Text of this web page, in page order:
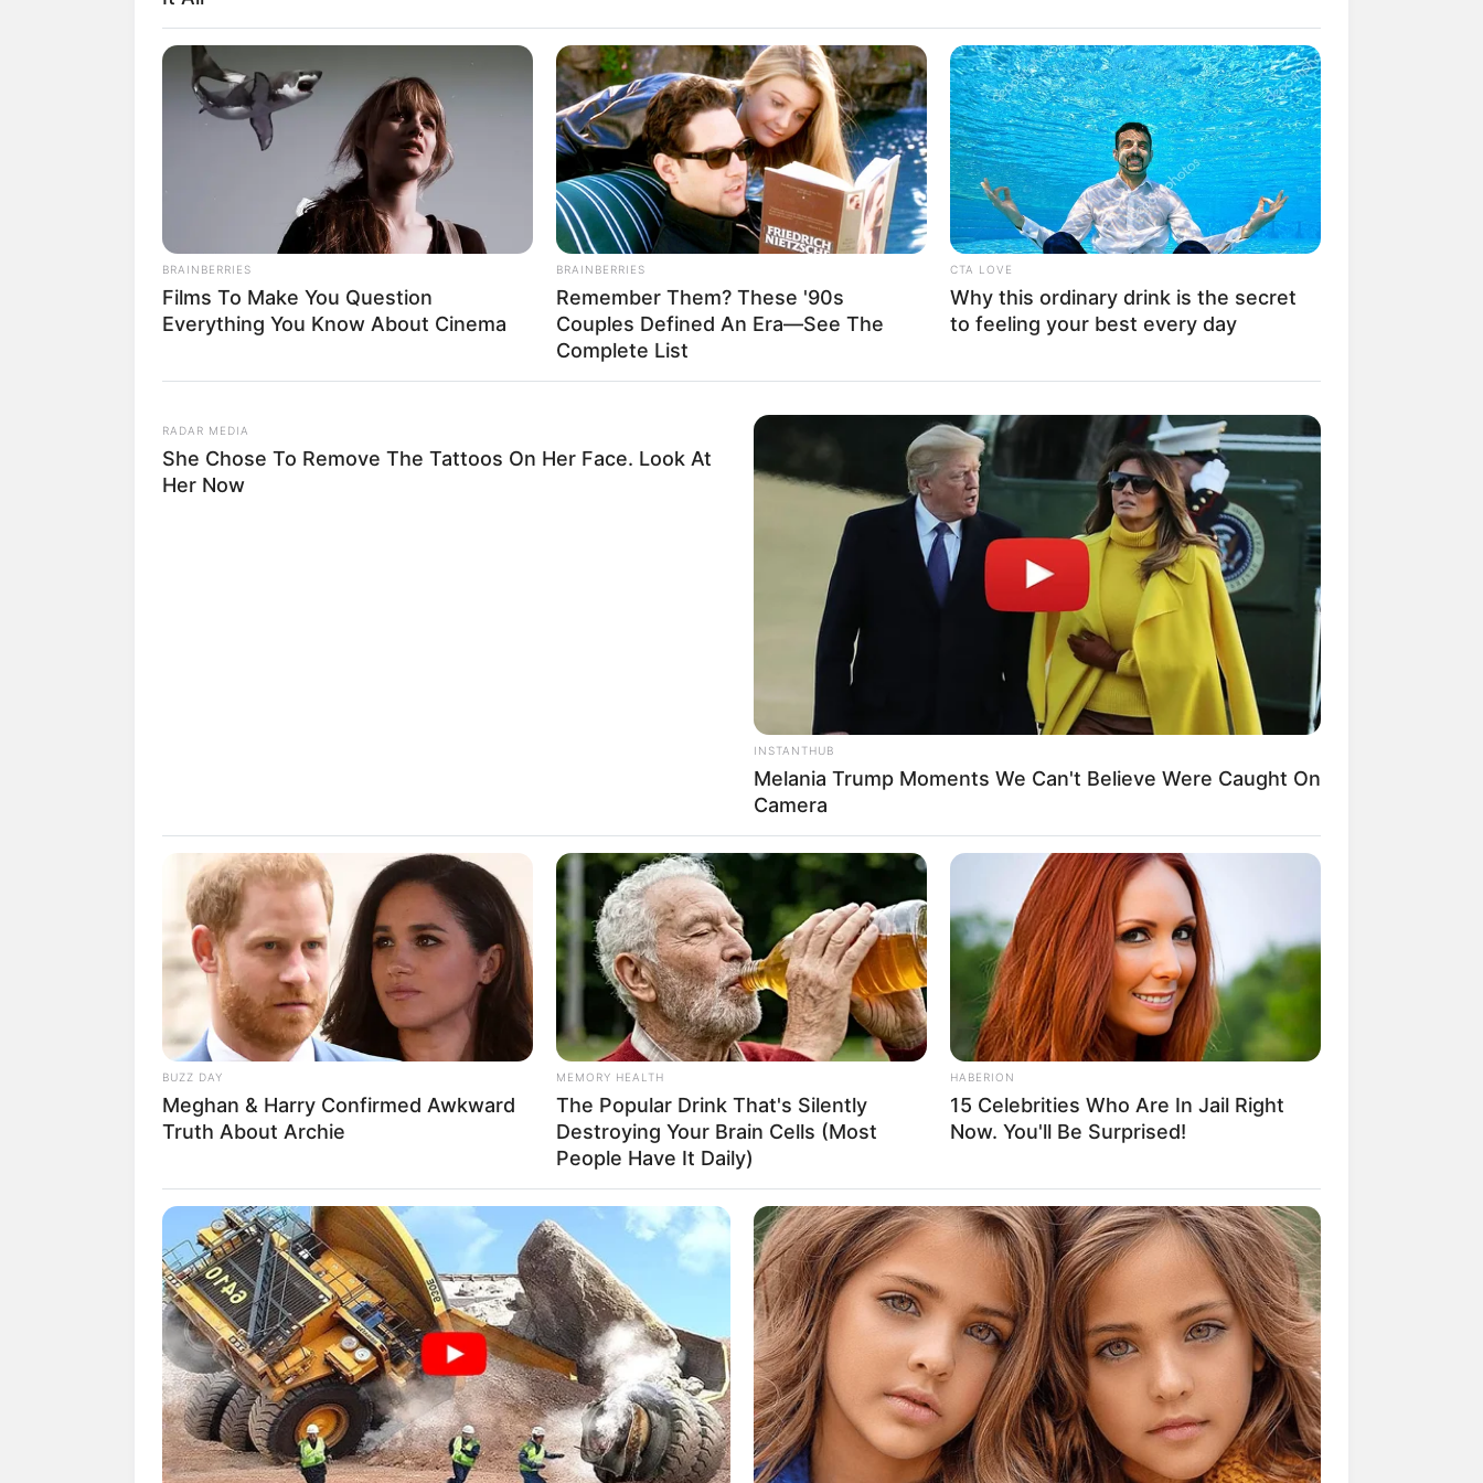
Baca juga: Biodata, Profil, dan Fakta India Royale
Daftar isi
Biodata & Profil
Nama Lengkap: Kentrell DeSean Gaulden
Nama Panggung: NBA YoungBoy / YoungBoy
Nama Panggilan: Lil Top, NBA YoungBoy,
YoungBoy
Tempat Tanggal Lahir: Baton Rouge, Louisiana, Amerika Serikat, 20 Oktober 1999
Kewarganegaraan: Amerika Serikat
Agama: –
Tinggi Badan: 173 cm
Orang Tua: Sherhonda Gaulden (Ibu)
Saudara: BWay Yungy, Ken Gaulden
Pacar: Jania Jackson (-), Nisha (-), Starr Dejanee (-), Niya (-), Jazlyn Mychelle
Anak: Kayden, Kacey, Kamiri, Kentrell, Kodi Capri, Armani, Taylin
Profesi: Rapper
Fail! 10 Potret Makanan Gagal
Dimasak yang Bikin Kamu
Nggak Selera
Mainstream yang Konyol
8 Kata Lucu Seputar Malam
Minggu ala Jomblo yang Bikin
Ngenes
10 Desain Kanopi Tempat
Tidur, Serasa Beristirahat di
Kamar Raja
Tampil Lebih Modern, 7 Potret
Hasil Renovasi Rumah Berusia
BRAINBERRIES
Films To Make You Question
Everything You Know About Cinema
BRAINBERRIES
Remember Them? These '90s
Couples Defined An Era—See The
Complete List
CTA LOVE
Why this ordinary drink is the secret
to feeling your best every day
RADAR MEDIA
She Chose To Remove The Tattoos On Her Face. Look At
Her Now
INSTANTHUB
Melania Trump Moments We Can't Believe Were Caught On
Camera
BUZZ DAY
Meghan & Harry Confirmed Awkward
Truth About Archie
MEMORY HEALTH
The Popular Drink That's Silently
Destroying Your Brain Cells (Most
People Have It Daily)
HABERION
15 Celebrities Who Are In Jail Right
Now. You'll Be Surprised!